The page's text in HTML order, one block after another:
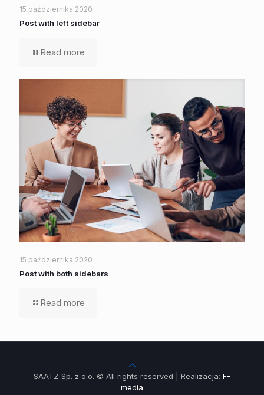
15 października 2020
Post with left sidebar
Read more
15 października 2020
Post with both sidebars
Read more
SAATZ Sp. z o.o. © All rights reserved | Realizacja: F-
media